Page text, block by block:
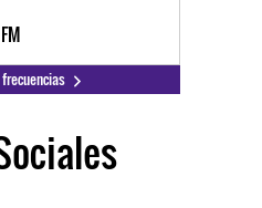
FM